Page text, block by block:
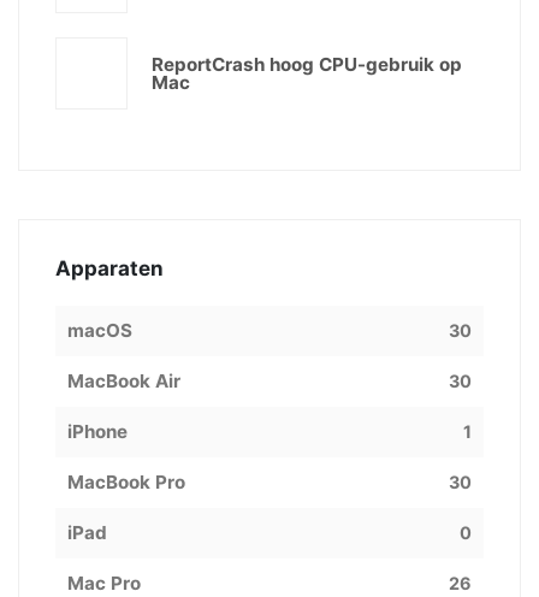
ReportCrash hoog CPU-gebruik op
Mac
Apparaten
macOS 30
MacBook Air 30
iPhone 1
MacBook Pro 30
iPad 0
Mac Pro 26